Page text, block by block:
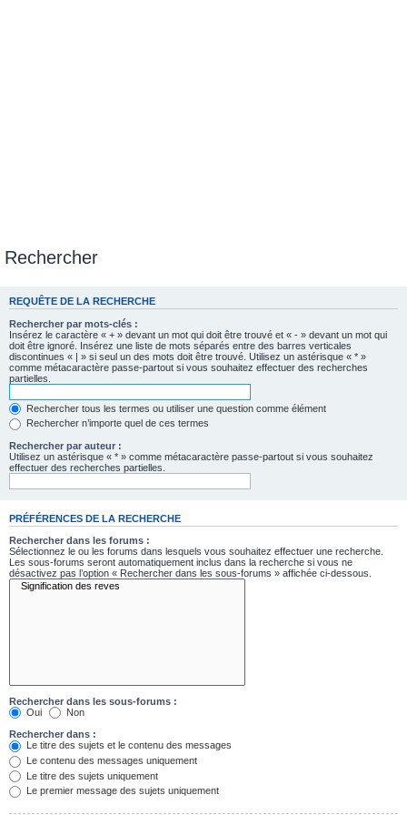
Rechercher
REQUÊTE DE LA RECHERCHE
Rechercher par mots-clés :
Insérez le caractère « + » devant un mot qui doit être trouvé et « - » devant un mot qui
doit être ignoré. Insérez une liste de mots séparés entre des barres verticales
discontinues « | » si seul un des mots doit être trouvé. Utilisez un astérisque « * »
comme métacaractère passe-partout si vous souhaitez effectuer des recherches
partielles.
Rechercher tous les termes ou utiliser une question comme élément
Rechercher n’importe quel de ces termes
Rechercher par auteur :
Utilisez un astérisque « * » comme métacaractère passe-partout si vous souhaitez
effectuer des recherches partielles.
PRÉFÉRENCES DE LA RECHERCHE
Rechercher dans les forums :
Sélectionnez le ou les forums dans lesquels vous souhaitez effectuer une recherche.
Les sous-forums seront automatiquement inclus dans la recherche si vous ne
désactivez pas l’option « Rechercher dans les sous-forums » affichée ci-dessous.
Rechercher dans les sous-forums :
Oui
Non
Rechercher dans :
Le titre des sujets et le contenu des messages
Le contenu des messages uniquement
Le titre des sujets uniquement
Le premier message des sujets uniquement